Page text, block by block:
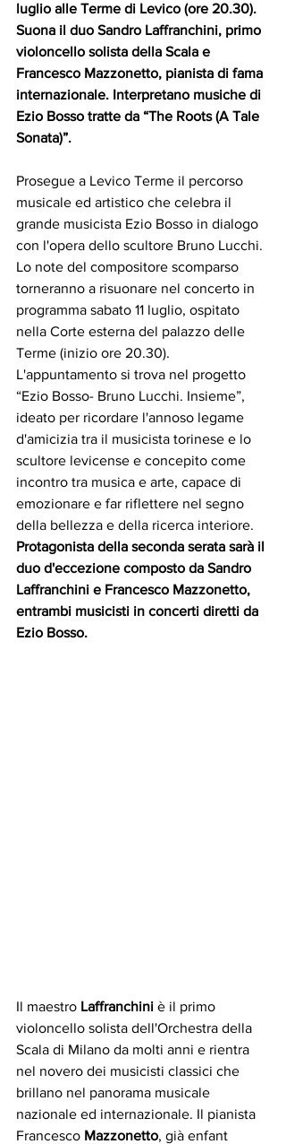
luglio alle Terme di Levico (ore 20.30).
Suona il duo Sandro Laffranchini, primo
violoncello solista della Scala e
Francesco Mazzonetto, pianista di fama
internazionale. Interpretano musiche di
Ezio Bosso tratte da “The Roots (A Tale
Sonata)”.
Prosegue a Levico Terme il percorso
musicale ed artistico che celebra il
grande musicista Ezio Bosso in dialogo
con l'opera dello scultore Bruno Lucchi.
Lo note del compositore scomparso
torneranno a risuonare nel concerto in
programma sabato 11 luglio, ospitato
nella Corte esterna del palazzo delle
Terme (inizio ore 20.30).
L'appuntamento si trova nel progetto
“Ezio Bosso- Bruno Lucchi. Insieme”,
ideato per ricordare l'annoso legame
d'amicizia tra il musicista torinese e lo
scultore levicense e concepito come
incontro tra musica e arte, capace di
emozionare e far riflettere nel segno
della bellezza e della ricerca interiore.
Protagonista della seconda serata sarà il
duo d'eccezione composto da Sandro
Laffranchini e Francesco Mazzonetto,
entrambi musicisti in concerti diretti da
Ezio Bosso.
Il maestro Laffranchini è il primo
violoncello solista dell'Orchestra della
Scala di Milano da molti anni e rientra
nel novero dei musicisti classici che
brillano nel panorama musicale
nazionale ed internazionale. Il pianista
Francesco Mazzonetto, già enfant